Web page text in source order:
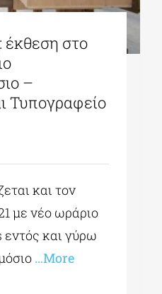
στο
–
Τυπογραφείο
και τον
με νέο ωράριο
και γύρω
…More